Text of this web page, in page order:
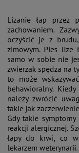
Lizanie łap przez
zachowaniem.
oczyścić je z
zimowym. Pies liże
samo w sobie nie
zwierzak spędza na
to może
behawioralny​.
należy zwrócić
takie jak
Gdy takie
reakcji alergicznej.
łapy do krwi, co
lekarzem weterynarii​.